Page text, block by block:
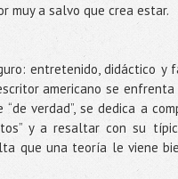
muy a salvo que crea estar.
entretenido, didáctico y
americano se
verdad”, se dedica a
y a resaltar con su
que una teoría le viene